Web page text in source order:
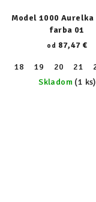
Model 1000 Aurelka
farba 01
od 87,47 €
18 19 20 21
Skladom (1 ks)